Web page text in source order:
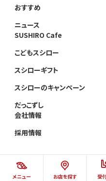
メニュー お店を探す 受
おすすめ
ニュース
SUSHIRO Cafe
こどもスシロー
スシローギフト
スシローのキャンペーン
だっこずし
会社情報
採用情報
©AKINDO SUSHIRO CO.,LTD.ALL RIGHTS